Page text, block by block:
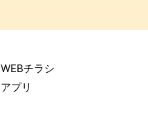
WEBチラシ
アプリ